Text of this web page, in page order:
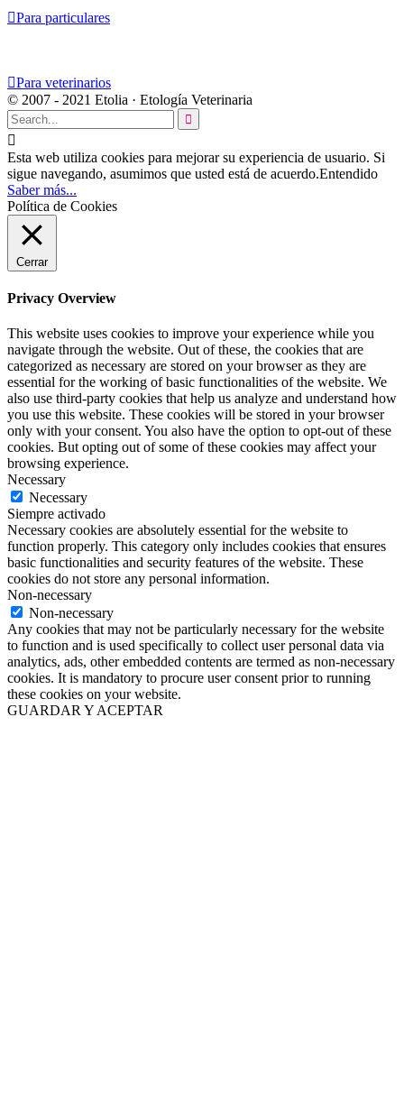
Para particulares
Para veterinarios
© 2007 - 2021 Etolia · Etología Veterinaria


Esta web utiliza cookies para mejorar su experiencia de usuario. Si
sigue navegando, asumimos que usted está de acuerdo.Entendido
Saber más...
Política de Cookies
Cerrar
Privacy Overview
This website uses cookies to improve your experience while you
navigate through the website. Out of these, the cookies that are
categorized as necessary are stored on your browser as they are
essential for the working of basic functionalities of the website. We
also use third-party cookies that help us analyze and understand how
you use this website. These cookies will be stored in your browser
only with your consent. You also have the option to opt-out of these
cookies. But opting out of some of these cookies may affect your
browsing experience.
Necessary
Necessary
Siempre activado
Necessary cookies are absolutely essential for the website to
function properly. This category only includes cookies that ensures
basic functionalities and security features of the website. These
cookies do not store any personal information.
Non-necessary
Non-necessary
Any cookies that may not be particularly necessary for the website
to function and is used specifically to collect user personal data via
analytics, ads, other embedded contents are termed as non-necessary
cookies. It is mandatory to procure user consent prior to running
these cookies on your website.
GUARDAR Y ACEPTAR